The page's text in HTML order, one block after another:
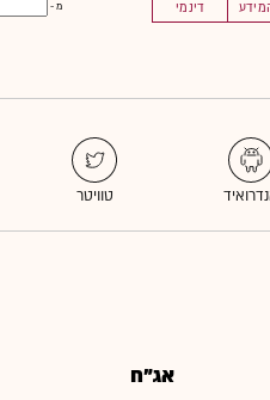
דינמי מ -
אג"ח